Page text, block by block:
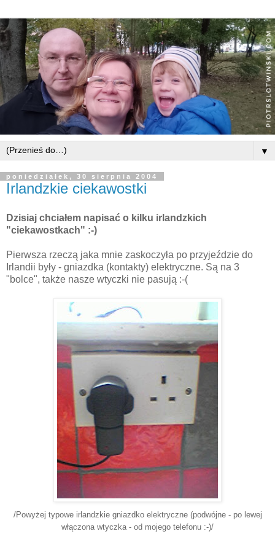
▼
poniedziałek, 30 sierpnia 2004
Irlandzkie ciekawostki
Dzisiaj chciałem napisać o kilku irlandzkich
"ciekawostkach" :-)
Pierwsza rzeczą jaka mnie zaskoczyła po przyjeździe do
Irlandii były - gniazdka (kontakty) elektryczne. Są na 3
"bolce", także nasze wtyczki nie pasują :-(
/Powyżej typowe irlandzkie gniazdko elektryczne (podwójne - po lewej
włączona wtyczka - od mojego telefonu :-)/